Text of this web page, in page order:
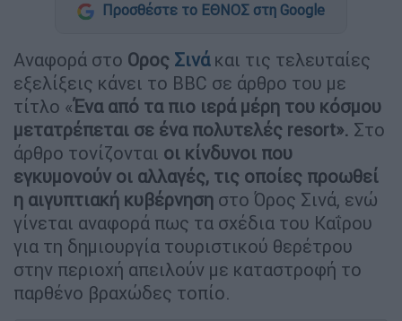
Προσθέστε το ΕΘΝΟΣ στη Google
Αναφορά στο Ορος Σινά και τις τελευταίες
εξελίξεις κάνει το BBC σε άρθρο του με
τίτλο «Ένα από τα πιο ιερά μέρη του κόσμου
μετατρέπεται σε ένα πολυτελές resort». Στο
άρθρο τονίζονται οι κίνδυνοι που
εγκυμονούν οι αλλαγές, τις οποίες προωθεί
η αιγυπτιακή κυβέρνηση στο Όρος Σινά, ενώ
γίνεται αναφορά πως τα σχέδια του Καΐρου
για τη δημιουργία τουριστικού θερέτρου
στην περιοχή απειλούν με καταστροφή το
παρθένο βραχώδες τοπίο.